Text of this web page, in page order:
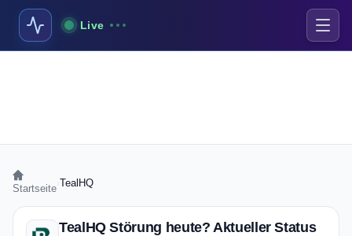
Live
Startseite TealHQ
TealHQ Störung heute? Aktueller Status